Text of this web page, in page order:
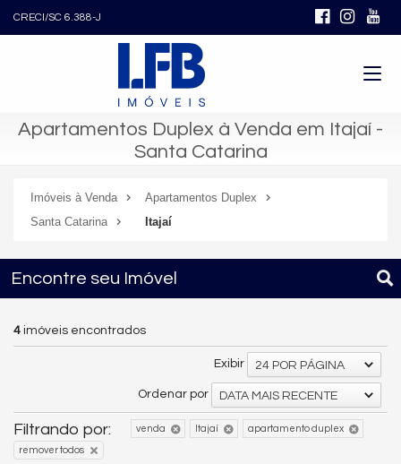
CRECI/SC 6.388-J
Apartamentos Duplex à Venda em Itajaí -
Santa Catarina
Imóveis à Venda
Apartamentos Duplex
Santa Catarina
Itajaí
Encontre seu Imóvel
4 imóveis encontrados
Exibir 24 POR PÁGINA
Ordenar por DATA MAIS RECENTE
Filtrando por: venda Itajaí apartamento duplex
remover todos